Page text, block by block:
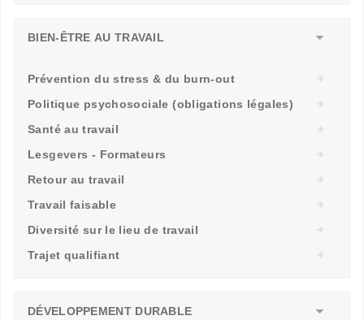
BIEN-ÊTRE AU TRAVAIL
Prévention du stress & du burn-out
Politique psychosociale (obligations légales)
Santé au travail
Lesgevers - Formateurs
Retour au travail
Travail faisable
Diversité sur le lieu de travail
Trajet qualifiant
DÉVELOPPEMENT DURABLE